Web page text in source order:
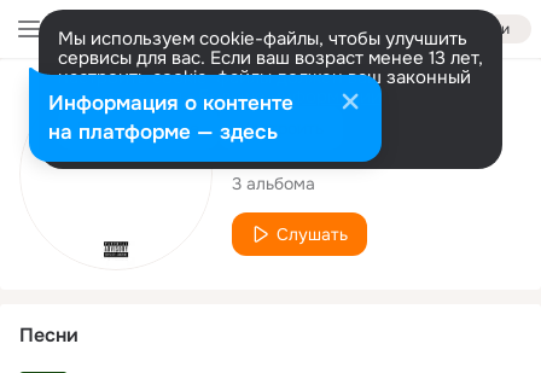
Войти
Мы используем cookie-файлы, чтобы улучшить
сервисы для вас. Если ваш возраст менее 13 лет,
настроить cookie-файлы должен ваш законный
представитель. Больше информации
Разрешить все Настроить
Исполнитель
Kashmere Breaux
3 альбома
Слушать
Песни
Информация о контенте
на платформе — здесь